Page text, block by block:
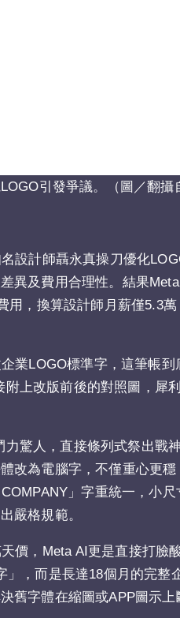
引發爭議。（圖／翻攝
設計師聶永真操刀優化
異及費用合理性。結果
用，換算設計師月薪僅5.3
業LOGO標準字，這筆帳
附上改版前後的對照圖，犀
力驚人，直接條列式祭出戰
改為電腦字，不僅重心更
COMPANY」字重統一，小
嚴格規範。
價，Meta AI更是直接打臉
」，而是長達18個月的完
舊字體在縮圖或APP圖示